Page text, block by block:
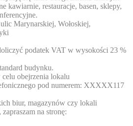
kawiarnie, restauracje, basen, sklepy,
Marynarskiej, Wołoskiej,
podatek VAT w wysokości 23 %
budynku.
celu obejrzenia lokalu
pod numerem: XXXXX117
biur, magazynów czy lokali
na stronę: